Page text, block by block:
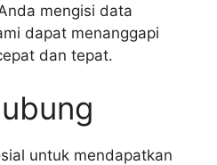
mengisi data
dapat menanggapi
dan tepat.
untuk mendapatkan